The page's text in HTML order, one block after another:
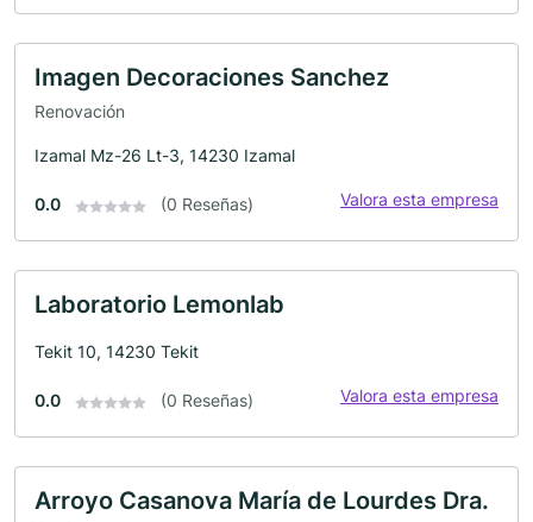
Imagen Decoraciones Sanchez
Renovación
Izamal Mz-26 Lt-3, 14230 Izamal
0.0 (0 Reseñas) Valora esta empresa
Laboratorio Lemonlab
Tekit 10, 14230 Tekit
0.0 (0 Reseñas) Valora esta empresa
Arroyo Casanova María de Lourdes Dra.